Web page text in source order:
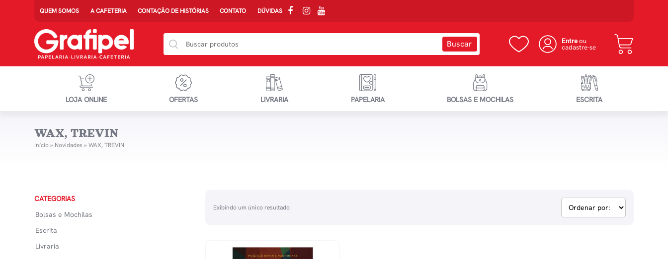
QUEM SOMOS A CAFETERIA CONTAÇÃO DE HISTÓRIAS CONTATO DÚVIDAS
Entreou
cadastre-se
LOJA ONLINE OFERTAS LIVRARIA PAPELARIA BOLSAS E MOCHILAS ESCRITA
WAX, TREVIN
Início» Novidades » WAX, TREVIN
CATEGORIAS
Bolsas e Mochilas
Escrita
Livraria
Exibindo um único resultado